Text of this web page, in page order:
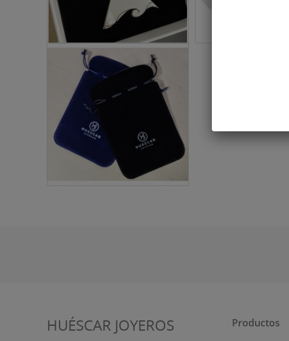
HUÉSCAR JOYEROS Productos